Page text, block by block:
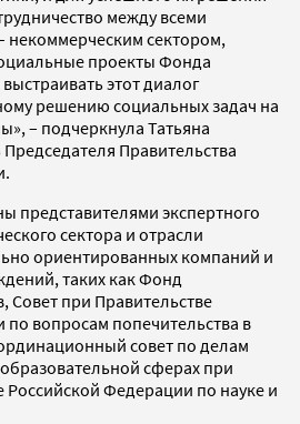
между всеми
некоммерческим сектором,
проекты Фонда
этот диалог
решению социальных задач на
– подчеркнула Татьяна
Правительства
представителями экспертного
сектора и отрасли
ориентированных компаний и
таких как Фонд
Совет при Правительстве
вопросам попечительства в
совет по делам
сферах при
Российской Федерации по науке и